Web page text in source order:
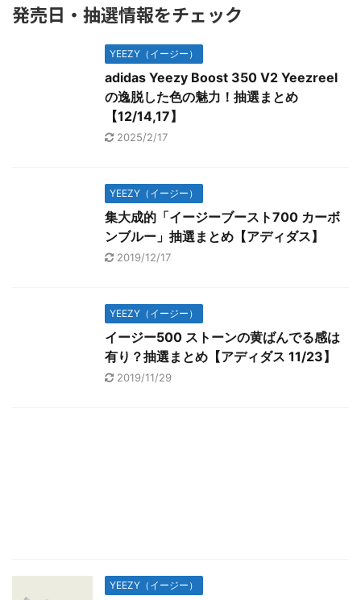
発売日・抽選情報をチェック
YEEZY（イージー）
adidas Yeezy Boost 350 V2 Yeezreel
の逸脱した色の魅力！抽選まとめ
【12/14,17】
2025/2/17
YEEZY（イージー）
集大成的「イージーブースト700 カーボ
ンブルー」抽選まとめ【アディダス】
2019/12/17
YEEZY（イージー）
イージー500 ストーンの黄ばんでる感は
有り？抽選まとめ【アディダス 11/23】
2019/11/29
YEEZY（イージー）